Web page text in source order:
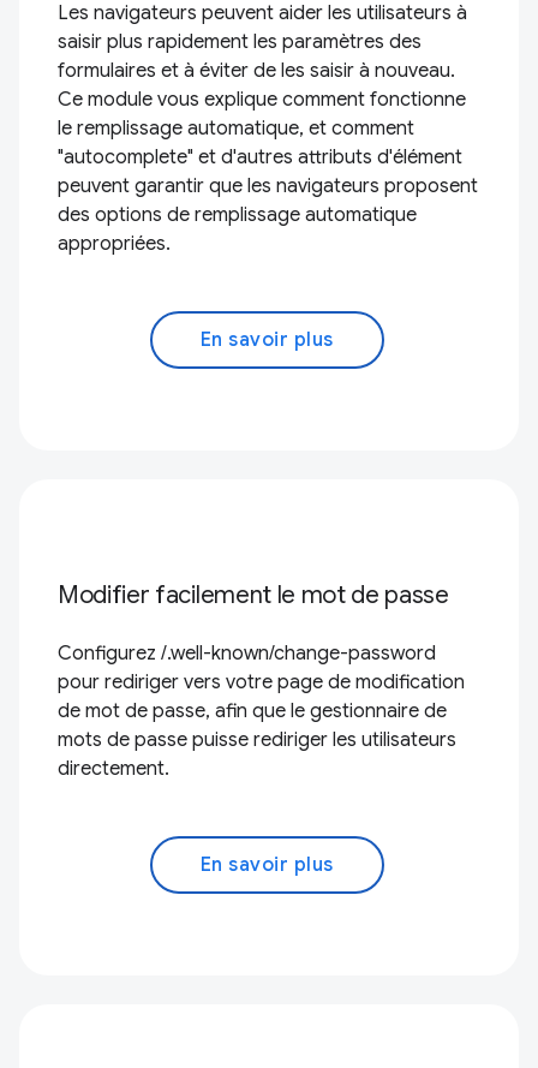
Les navigateurs peuvent aider les utilisateurs à
saisir plus rapidement les paramètres des
formulaires et à éviter de les saisir à nouveau.
Ce module vous explique comment fonctionne
le remplissage automatique, et comment
"autocomplete" et d'autres attributs d'élément
peuvent garantir que les navigateurs proposent
des options de remplissage automatique
appropriées.
En savoir plus
Modifier facilement le mot de passe
Configurez /.well-known/change-password
pour rediriger vers votre page de modification
de mot de passe, afin que le gestionnaire de
mots de passe puisse rediriger les utilisateurs
directement.
En savoir plus